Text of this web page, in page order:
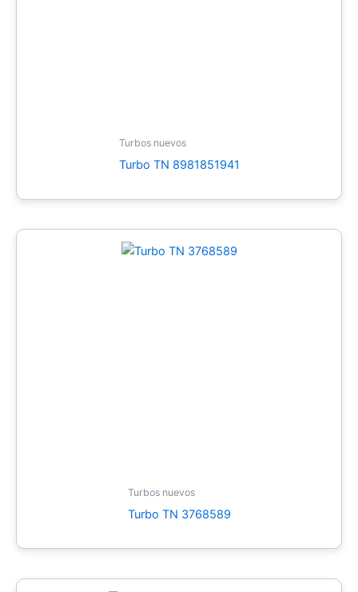
Turbos nuevos
Turbo TN 8981851941
Turbos nuevos
Turbo TN 3768589